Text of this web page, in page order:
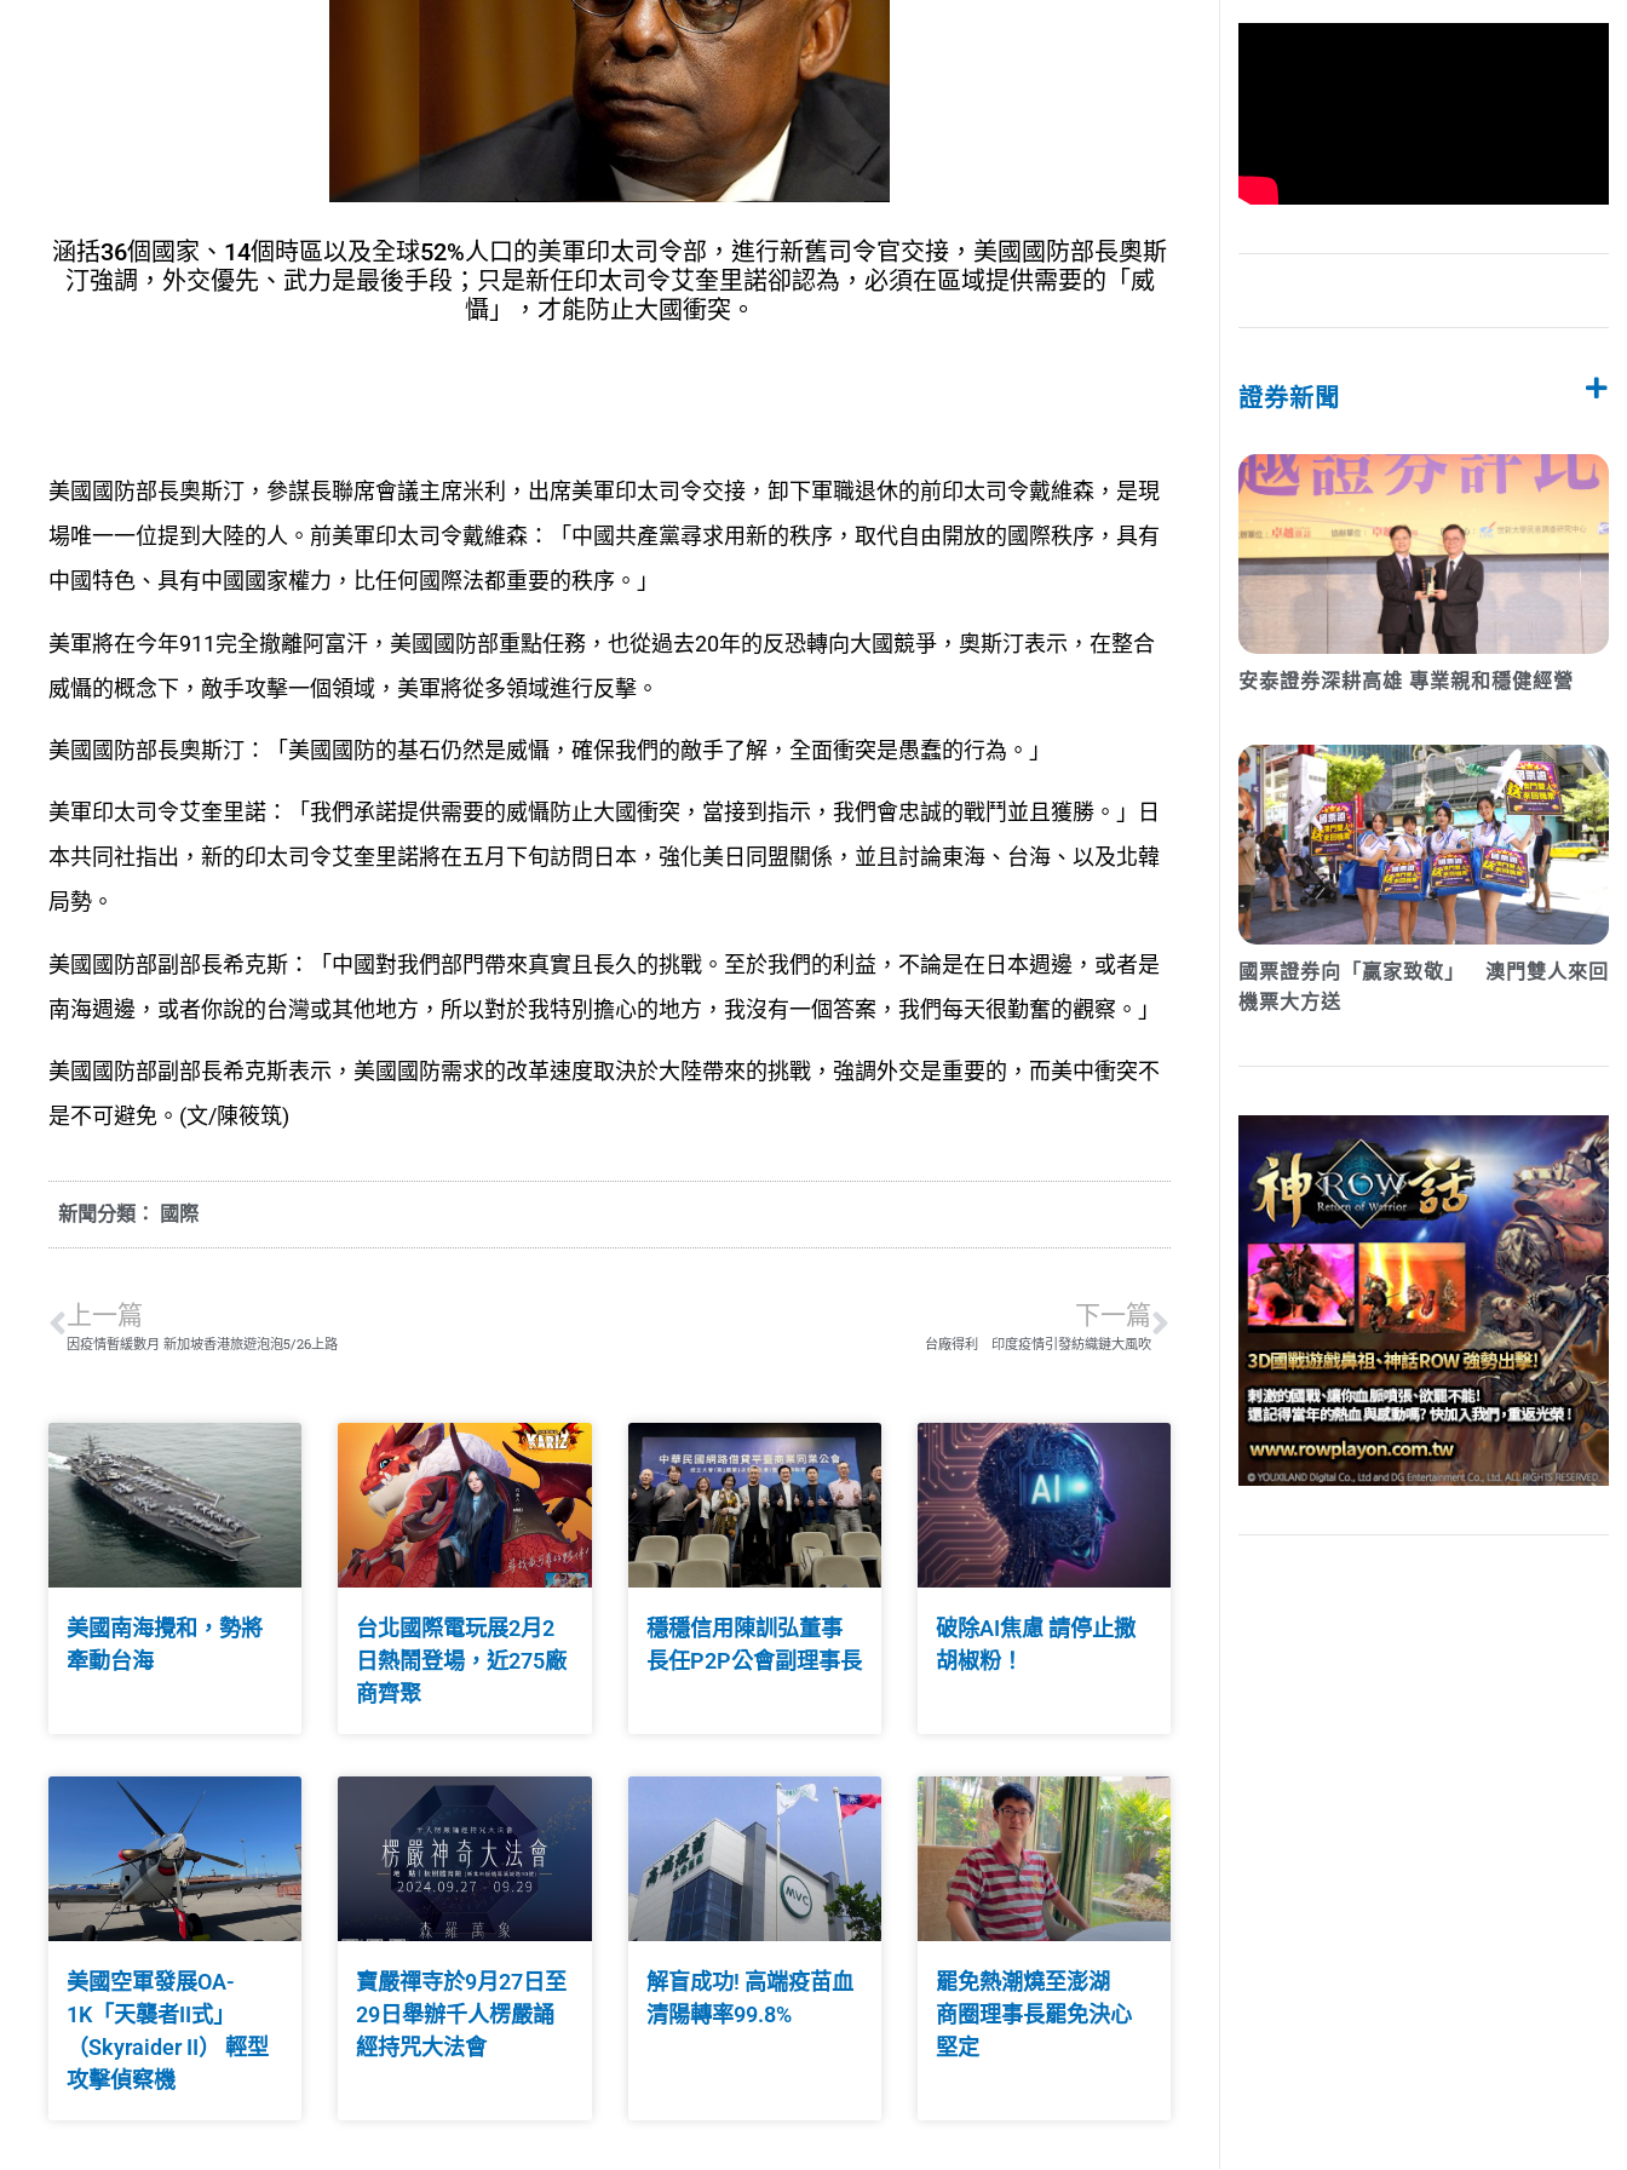
涵括36個國家、14個時區以及全球52%人口的美軍印太司令部，進行新舊司令官交接，美國國防部長奧斯
汀強調，外交優先、武力是最後手段；只是新任印太司令艾奎里諾卻認為，必須在區域提供需要的「威
懾」，才能防止大國衝突。
美國國防部長奧斯汀，參謀長聯席會議主席米利，出席美軍印太司令交接，卸下軍職退休的前印太司令戴維森，是現
場唯一一位提到大陸的人。前美軍印太司令戴維森：「中國共產黨尋求用新的秩序，取代自由開放的國際秩序，具有
中國特色、具有中國國家權力，比任何國際法都重要的秩序。」
美軍將在今年911完全撤離阿富汗，美國國防部重點任務，也從過去20年的反恐轉向大國競爭，奧斯汀表示，在整合
威懾的概念下，敵手攻擊一個領域，美軍將從多領域進行反擊。
美國國防部長奧斯汀：「美國國防的基石仍然是威懾，確保我們的敵手了解，全面衝突是愚蠢的行為。」
美軍印太司令艾奎里諾：「我們承諾提供需要的威懾防止大國衝突，當接到指示，我們會忠誠的戰鬥並且獲勝。」日
本共同社指出，新的印太司令艾奎里諾將在五月下旬訪問日本，強化美日同盟關係，並且討論東海、台海、以及北韓
局勢。
美國國防部副部長希克斯：「中國對我們部門帶來真實且長久的挑戰。至於我們的利益，不論是在日本週邊，或者是
南海週邊，或者你說的台灣或其他地方，所以對於我特別擔心的地方，我沒有一個答案，我們每天很勤奮的觀察。」
美國國防部副部長希克斯表示，美國國防需求的改革速度取決於大陸帶來的挑戰，強調外交是重要的，而美中衝突不
是不可避免。(文/陳筱筑)
新聞分類： 國際
上一篇
因疫情暫緩數月 新加坡香港旅遊泡泡5/26上路
下一篇
台廠得利 印度疫情引發紡織鏈大風吹
美國南海攪和，勢將
牽動台海
台北國際電玩展2月2
日熱鬧登場，近275廠
商齊聚
穩穩信用陳訓弘董事
長任P2P公會副理事長
破除AI焦慮 請停止撒
胡椒粉！
美國空軍發展OA-
1K「天襲者II式」
（Skyraider II） 輕型
攻擊偵察機
寶嚴禪寺於9月27日至
29日舉辦千人楞嚴誦
經持咒大法會
解盲成功! 高端疫苗血
清陽轉率99.8%
罷免熱潮燒至澎湖
商圈理事長罷免決心
堅定
證券新聞
安泰證券深耕高雄 專業親和穩健經營
國票證券向「贏家致敬」 澳門雙人來回
機票大方送